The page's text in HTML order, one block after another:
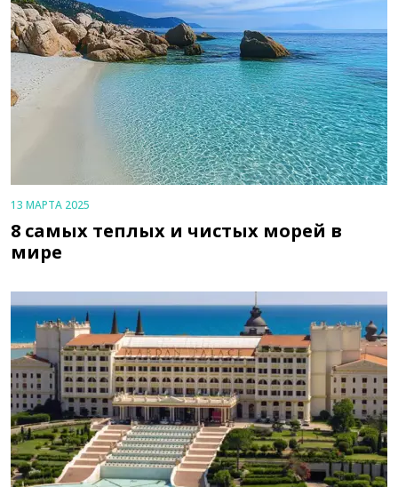
13 МАРТА 2025
8 самых теплых и чистых морей в
мире